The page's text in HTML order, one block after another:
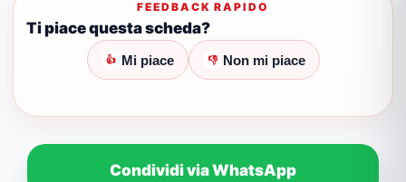
FEEDBACK RAPIDO
Ti piace questa scheda?
👍 Mi piace 👎 Non mi piace
Condividi via WhatsApp